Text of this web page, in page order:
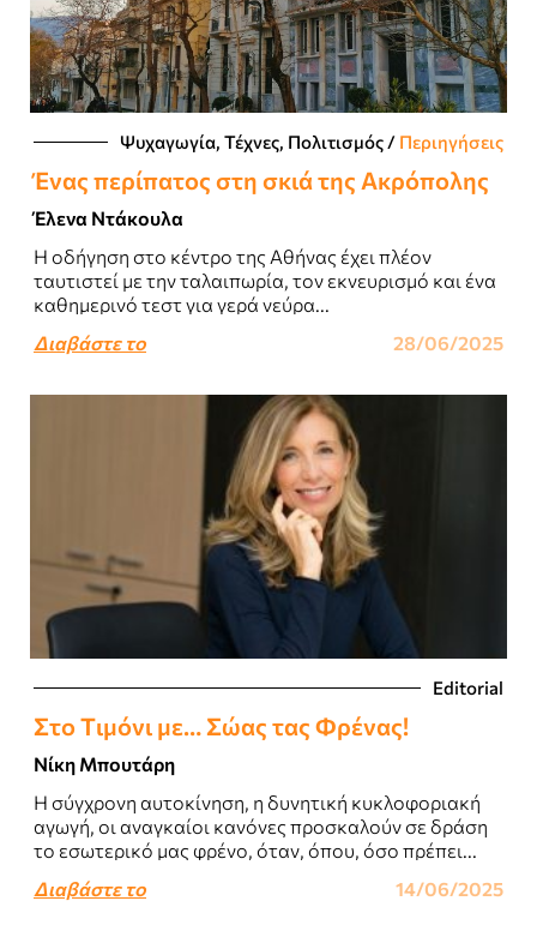
Ψυχαγωγία, Τέχνες, Πολιτισμός / Περιηγήσεις
Ένας περίπατος στη σκιά της Ακρόπολης
Έλενα Ντάκουλα
Η οδήγηση στο κέντρο της Αθήνας έχει πλέον
ταυτιστεί με την ταλαιπωρία, τον εκνευρισμό και ένα
καθημερινό τεστ για γερά νεύρα...
Διαβάστε το
28/06/2025
Editorial
Στο Tιμόνι με… Σώας τας Φρένας!
Νίκη Μπουτάρη
Η σύγχρονη αυτοκίνηση, η δυνητική κυκλοφοριακή
αγωγή, οι αναγκαίοι κανόνες προσκαλούν σε δράση
το εσωτερικό μας φρένο, όταν, όπου, όσο πρέπει...
Διαβάστε το
14/06/2025